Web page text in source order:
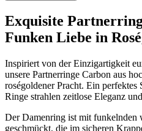
Menge
Exquisite
Funken Liebe in
Inspiriert von der Einzigartigkeit
unsere Partnerringe Carbon aus
roségoldener Pracht. Ein
Ringe strahlen zeitlose Eleganz
Der Damenring ist mit funkelnden
geschmückt, die im sicheren